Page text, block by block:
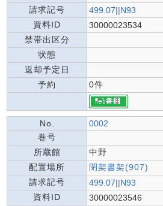
請求記号
499.07||N93
資料ID
30000023534
禁帯出区分
状態
返却予定日
予約
0件
No.
0002
巻号
所蔵館
中野
配置場所
閉架書架(907)
請求記号
499.07||N93
資料ID
30000023546